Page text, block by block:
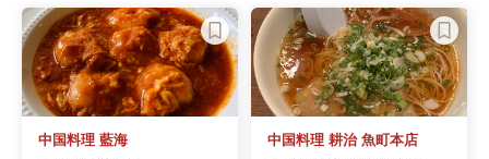
中国料理 藍海 中国料理 耕治 魚町本店